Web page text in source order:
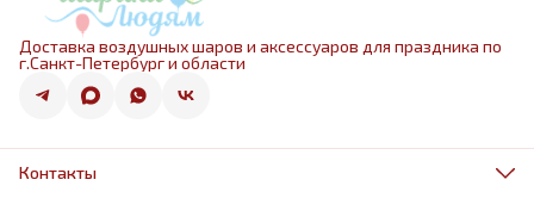
Доставка воздушных шаров и аксессуаров для праздника по
г.Санкт-Петербург и области
Контакты